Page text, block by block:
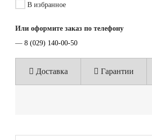
В избранное
Или оформите заказ по телефону
— 8 (029) 140-00-50
Доставка Гарантии